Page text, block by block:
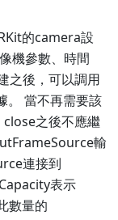
的camera設
機參數、時間
之後，可以調用
。 當不再需要該
之後不應繼
輸
連接到
表示
數量的